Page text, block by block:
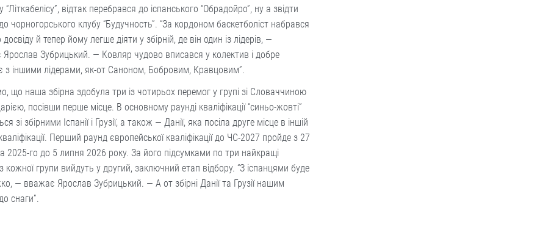
“Літкабелісу”, відтак перебрався до іспанського “Обрадойро”, ну а звідти
чорногорського клубу “Будучность”. “За кордоном баскетболіст набрався
й тепер йому легше діяти у збірній, де він один із лідерів, —
Ярослав Зубрицький. — Ковляр чудово вписався у колектив і добре
з іншими лідерами, як-от Саноном, Бобровим, Кравцовим”.
що наша збірна здобула три із чотирьох перемог у групі зі Словаччиною
посівши перше місце. В основному раунді кваліфікації “синьо-жовті”
зі збірними Іспанії і Грузії, а також — Данії, яка посіла друге місце в іншій
Перший раунд європейської кваліфікації до ЧС-2027 пройде з 27
2025-го до 5 липня 2026 року. За його підсумками по три найкращі
кожної групи вийдуть у другий, заключний етап відбору. “З іспанцями буде
— вважає Ярослав Зубрицький. — А от збірні Данії та Грузії нашим
снаги”.